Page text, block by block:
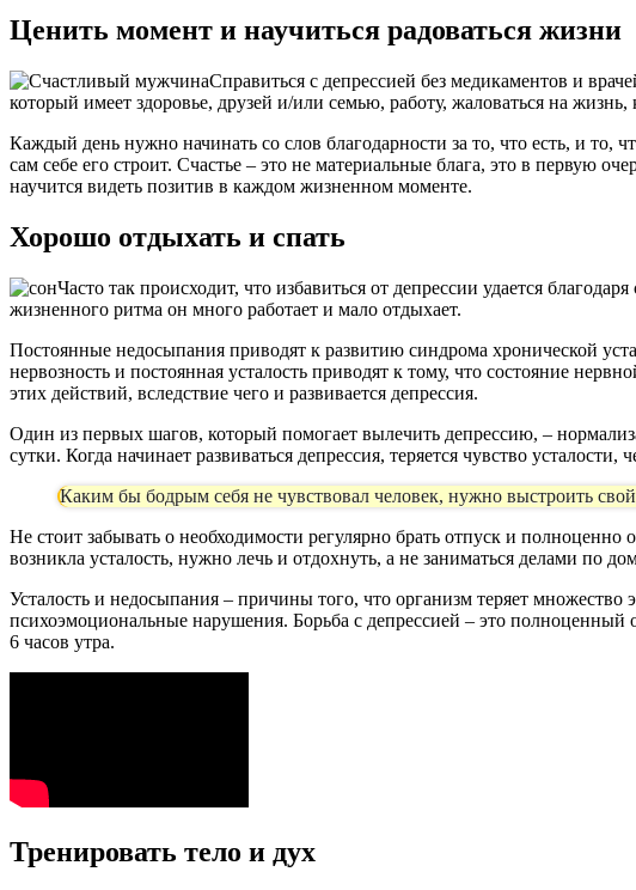
Ценить момент и научиться радоваться жизни
Справиться с депрессией без медикаментов и
который имеет здоровье, друзей и/или семью, работу, жаловаться на
Каждый день нужно начинать со слов благодарности за то, что есть, и то,
сам себе его строит. Счастье – это не материальные блага, это в первую
научится видеть позитив в каждом жизненном моменте.
Хорошо отдыхать и спать
Часто так происходит, что избавиться от депрессии удается
жизненного ритма он много работает и мало отдыхает.
Постоянные недосыпания приводят к развитию синдрома хронической
нервозность и постоянная усталость приводят к тому, что состояние
этих действий, вследствие чего и развивается депрессия.
Один из первых шагов, который помогает вылечить депрессию, –
сутки. Когда начинает развиваться депрессия, теряется чувство
Каким бы бодрым себя не чувствовал человек, нужно выстроить
Не стоит забывать о необходимости регулярно брать отпуск и
возникла усталость, нужно лечь и отдохнуть, а не заниматься делами по
Усталость и недосыпания – причины того, что организм теряет множество
психоэмоциональные нарушения. Борьба с депрессией – это полноценный
6 часов утра.
Тренировать тело и дух